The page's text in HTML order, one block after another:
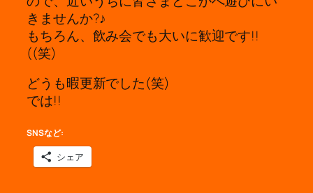
きませんか?♪
もちろん、飲み会でも大いに歓迎です!!
((笑)
どうも暇更新でした(笑)
では!!
SNSなど:
シェア